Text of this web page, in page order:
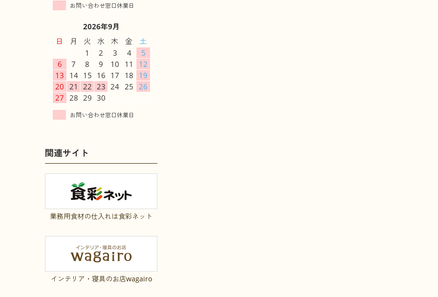
2026年9月
日
月 火 水 木 金
土
1
2 3 4
5
6
7 8 9 10 11
12
13
14 15 16 17 18
19
20
21 22 23 24 25
26
27
28 29 30
関連サイト
業務用食材の仕入れは食彩ネット
インテリア・寝具のお店wagairo